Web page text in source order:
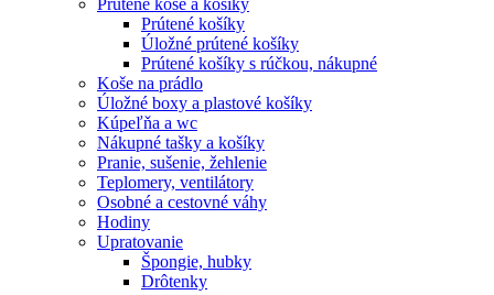
Prútené koše a košíky
Prútené košíky
Úložné prútené košíky
Prútené košíky s rúčkou, nákupné
Koše na prádlo
Úložné boxy a plastové košíky
Kúpeľňa a wc
Nákupné tašky a košíky
Pranie, sušenie, žehlenie
Teplomery, ventilátory
Osobné a cestovné váhy
Hodiny
Upratovanie
Špongie, hubky
Drôtenky